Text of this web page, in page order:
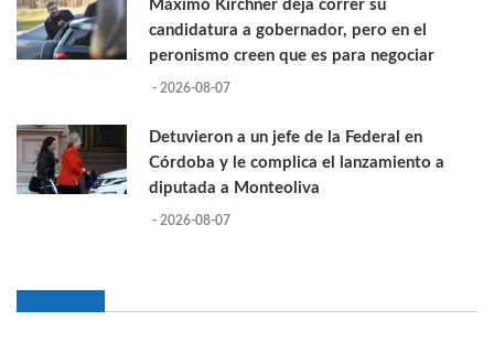
Máximo Kirchner deja correr su
candidatura a gobernador, pero en el
peronismo creen que es para negociar
- 2026-08-07
Detuvieron a un jefe de la Federal en
Córdoba y le complica el lanzamiento a
diputada a Monteoliva
- 2026-08-07